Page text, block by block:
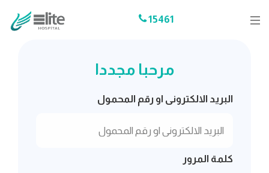
15461
مرحبا مجددا
البريد الالكترونى او رقم المحمول
كلمة المرور